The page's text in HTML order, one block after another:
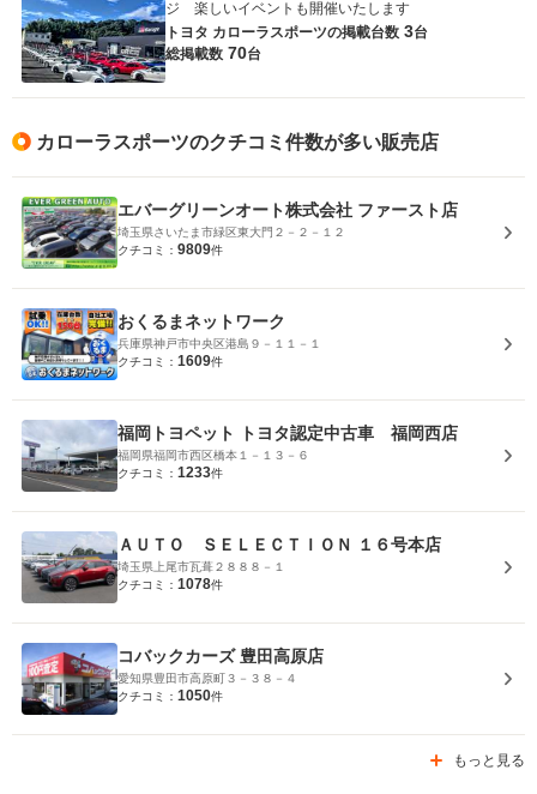
ジ 楽しいイベントも開催いたします
トヨタ カローラスポーツの掲載台数 3台
総掲載数 70台
カローラスポーツのクチコミ件数が多い販売店
エバーグリーンオート株式会社 ファースト店
埼玉県さいたま市緑区東大門２－２－１２
クチコミ： 9809件
おくるまネットワーク
兵庫県神戸市中央区港島９－１１－１
クチコミ： 1609件
福岡トヨペット トヨタ認定中古車 福岡西店
福岡県福岡市西区橋本１－１３－６
クチコミ： 1233件
ＡＵＴＯ ＳＥＬＥＣＴＩＯＮ １６号本店
埼玉県上尾市瓦葺２８８８－１
クチコミ： 1078件
コバックカーズ 豊田高原店
愛知県豊田市高原町３－３８－４
クチコミ： 1050件
もっと見る